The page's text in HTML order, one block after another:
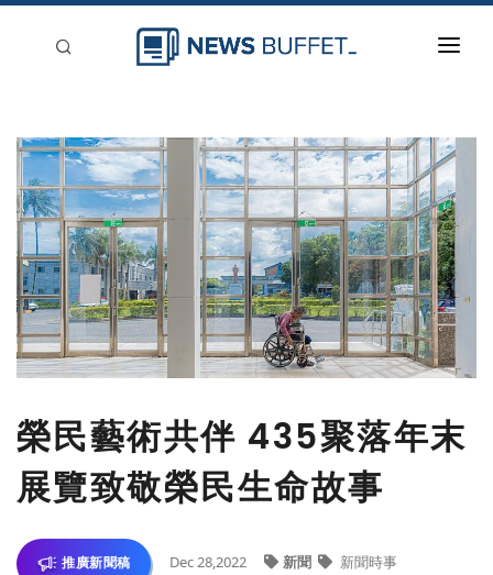
新聞稿分類
登入
刊登
榮民藝術共伴 435聚落年末
展覽致敬榮民生命故事
推廣新聞稿 Dec 28,2022 新聞 新聞時事